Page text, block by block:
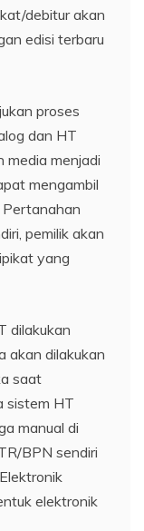
debitur akan
edisi terbaru
proses
dan HT
media menjadi
mengambil
pemilik akan
yang
dilakukan
akan dilakukan
saat
sistem HT
manual di
BPN sendiri
elektronik